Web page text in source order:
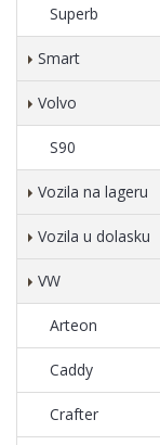
Superb
Smart
Volvo
S90
Vozila na lageru
Vozila u dolasku
VW
Arteon
Caddy
Crafter